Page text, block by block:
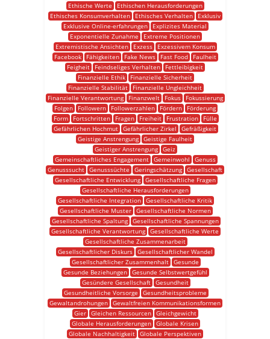
Ethische Werte
Ethischen Herausforderungen
Ethisches Konsumverhalten
Ethisches Verhalten
Exklusiv
Exklusive Online-erfahrungen
Explizites Material
Exponentielle Zunahme
Extreme Positionen
Extremistische Ansichten
Exzess
Exzessivem Konsum
Facebook
Fähigkeiten Fake News Fast Food
Faulheit
Feigheit
Feindseliges Verhalten
Fettleibigkeit
Finanzielle Ethik
Finanzielle Sicherheit
Finanzielle Stabilität
Finanzielle Ungleichheit
Finanzielle Verantwortung
Finanzwelt Fokus
Fokussierung
Folgen
Followern Followerzahlen Fördern
Förderung
Form
Fortschritten Fragen Freiheit Frustration
Fülle
Gefährlichen Hochmut Gefährlicher Zirkel
Gefräßigkeit
Geistige Anstrengung Geistige Faulheit
Geistiger Anstrengung Geiz
Gemeinschaftliches Engagement
Gemeinwohl
Genuss
Genusssucht Genusssüchte Geringschätzung Gesellschaft
Gesellschaftliche Entwicklung
Gesellschaftliche Fragen
Gesellschaftliche Herausforderungen
Gesellschaftliche Integration Gesellschaftliche Kritik
Gesellschaftliche Muster
Gesellschaftliche Normen
Gesellschaftliche Spaltung
Gesellschaftliche Spannungen
Gesellschaftliche Verantwortung Gesellschaftliche Werte
Gesellschaftliche Zusammenarbeit
Gesellschaftlicher Diskurs
Gesellschaftlicher Wandel
Gesellschaftlicher Zusammenhalt
Gesunde
Gesunde Beziehungen
Gesunde Selbstwertgefühl
Gesündere Gesellschaft
Gesundheit
Gesundheitliche Vorsorge
Gesundheitsprobleme
Gewaltandrohungen Gewaltfreien Kommunikationsformen
Gier
Gleichen Ressourcen
Gleichgewicht
Globale Herausforderungen Globale Krisen
Globale Nachhaltigkeit Globale Perspektiven